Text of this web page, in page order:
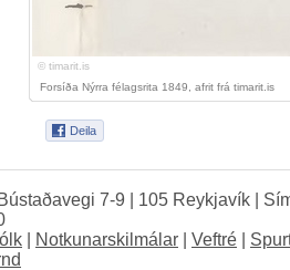
© timarit.is
Forsíða Nýrra félagsrita 1849, afrit frá timarit.is
7-9 | 105 Reykjavík |
Notkunarskilmálar Veftré